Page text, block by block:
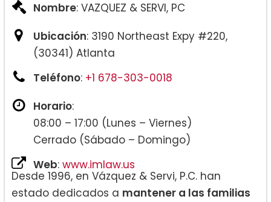
Nombre: VAZQUEZ & SERVI, PC
Ubicación: 3190 Northeast Expy #220,
(30341) Atlanta
Teléfono: +1 678-303-0018
Horario:
08:00 – 17:00 (Lunes – Viernes)
Cerrado (Sábado – Domingo)
Web: www.imlaw.us
Desde 1996, en Vázquez & Servi, P.C. han
estado dedicados a mantener a las familias